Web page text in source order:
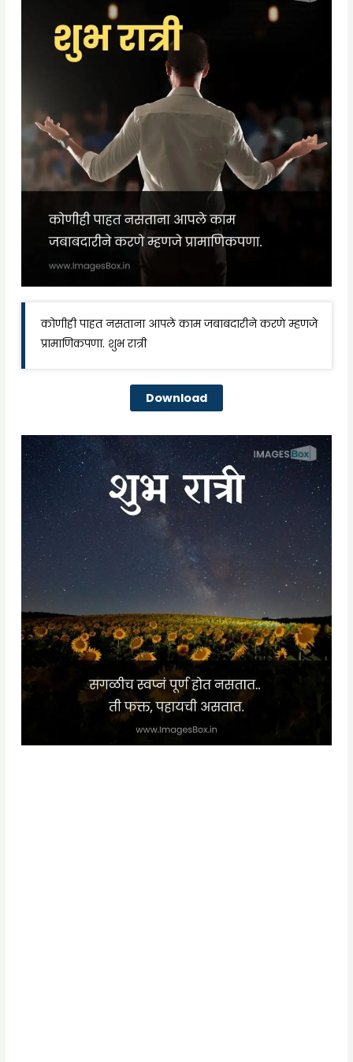
कोणीही पाहत नसताना आपले काम जबाबदारीने करणे म्हणजे
प्रामाणिकपणा. शुभ रात्री
Download